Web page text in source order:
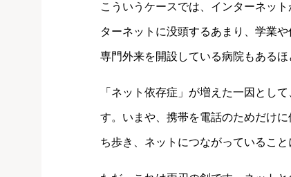
こういうケースでは、インターネッ
ターネットに没頭するあまり、学業
専門外来を開設している病院もあるほ
「ネット依存症」が増えた一因とし
す。いまや、携帯を電話のためだけ
ち歩き、ネットにつながっているこ